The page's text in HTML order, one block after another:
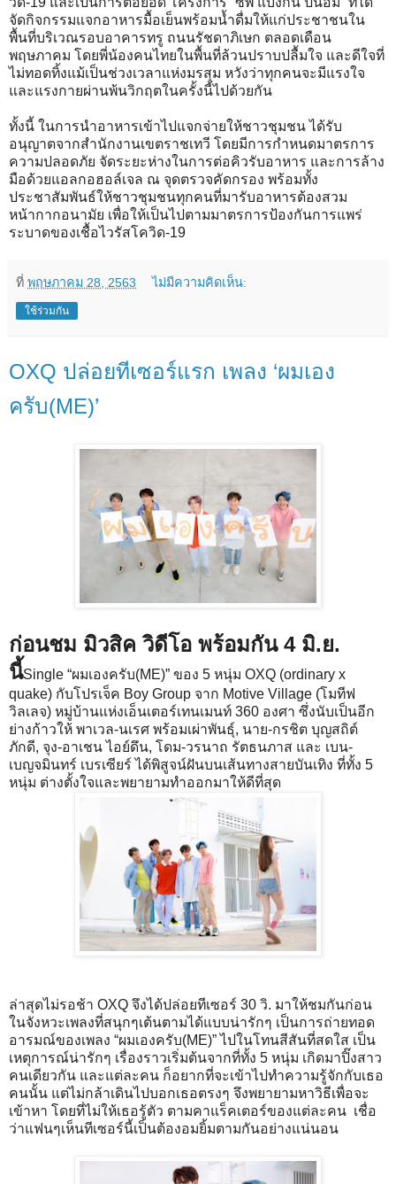
จัดกิจกรรมแจกอาหารมื้อเย็นพร้อมน้ำดื่มให้แก่ประชาชนใน
พื้นที่บริเวณรอบอาคารทรู ถนนรัชดาภิเษก ตลอดเดือน
พฤษภาคม โดยพี่น้องคนไทยในพื้นที่ล้วนปราบปลื้มใจ และดีใจที่
ไม่ทอดทิ้งแม้เป็นช่วงเวลาแห่งมรสุม หวังว่าทุกคนจะมีแรงใจ
และแรงกายผ่านพ้นวิกฤตในครั้งนี้ไปด้วยกัน
ทั้งนี้ ในการนำอาหารเข้าไปแจกจ่ายให้ชาวชุมชน ได้รับ
อนุญาตจากสำนักงานเขตราชเทวี โดยมีการกำหนดมาตรการ
ความปลอดภัย จัดระยะห่างในการต่อคิวรับอาหาร และการล้าง
มือด้วยแอลกอฮอล์เจล ณ จุดตรวจคัดกรอง พร้อมทั้ง
ประชาสัมพันธ์ให้ชาวชุมชนทุกคนที่มารับอาหารต้องสวม
หน้ากากอนามัย เพื่อให้เป็นไปตามมาตรการป้องกันการแพร่
ระบาดของเชื้อไวรัสโควิด-19
ที่ พฤษภาคม 28, 2563 ไม่มีความคิดเห็น:
ใช้ร่วมกัน
OXQ ปล่อยทีเซอร์แรก เพลง ‘ผมเอง
ครับ(ME)’
ก่อนชม มิวสิค วิดีโอ พร้อมกัน 4 มิ.ย.
นี้Single “ผมเองครับ(ME)” ของ 5 หนุ่ม OXQ (ordinary x
quake) กับโปรเจ็ค Boy Group จาก Motive Village (โมทีฟ
วิลเลจ) หมู่บ้านแห่งเอ็นเตอร์เทนเมนท์ 360 องศา ซึ่งนับเป็นอีก
ย่างก้าวให้ พาเวล-นเรศ พร้อมเผ่าพันธุ์, นาย-กรชิต บุญสถิต์
ภักดี, จุง-อาเชน ไอย์ดึน, โดม-วรนาถ รัตธนภาส และ เบน-
เบญจมินทร์ เบรเซียร์ ได้พิสูจน์ฝันบนเส้นทางสายบันเทิง ที่ทั้ง 5
หนุ่ม ต่างตั้งใจและพยายามทำออกมาให้ดีที่สุด
ล่าสุดไม่รอช้า OXQ จึงได้ปล่อยทีเซอร์ 30 วิ. มาให้ชมกันก่อน
ในจังหวะเพลงที่สนุกๆเต้นตามได้แบบน่ารักๆ เป็นการถ่ายทอด
อารมณ์ของเพลง “ผมเองครับ(ME)” ไปในโทนสีสันที่สดใส เป็น
เหตุการณ์น่ารักๆ เรื่องราวเริ่มต้นจากที่ทั้ง 5 หนุ่ม เกิดมาปิ๊งสาว
คนเดียวกัน และแต่ละคน ก็อยากที่จะเข้าไปทำความรู้จักกับเธอ
คนนั้น แต่ไม่กล้าเดินไปบอกเธอตรงๆ จึงพยายามหาวิธีเพื่อจะ
เข้าหา โดยที่ไม่ให้เธอรู้ตัว ตามคาแร็คเตอร์ของแต่ละคน เชื่อ
ว่าแฟนๆเห็นทีเซอร์นี้เป็นต้องอมยิ้มตามกันอย่างแน่นอน